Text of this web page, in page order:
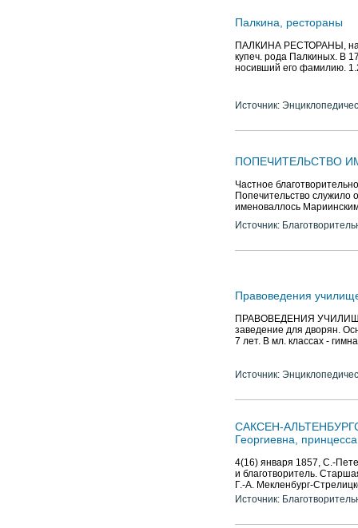
Палкина, рестораны
ПАЛКИНА РЕСТОРАНЫ,
купеч. рода Палкиных. В
носивший его фамилию.
Источник:
ПОПЕЧИТЕЛЬСТВО
Частное
Попечительство служило
именоваллось
Источник:
Правоведения
ПРАВОВЕДЕНИЯ УЧИЛИЩЕ
заведение для дворян.
7 лет. В мл. классах -
Источник:
САКСЕН-
Георгиевна, принцесса
4(16) января 1857, С.-
и благотворитель.
Г.-А. Мекленбург-
Источник: